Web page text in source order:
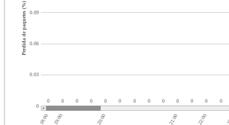
18:00 19:00 20:00 21:00 22:00
0
0.03
0.06
0.09
Perdida de paquetes (%)
0 0 0 0 0 0 0 0 0 0 0 0 0